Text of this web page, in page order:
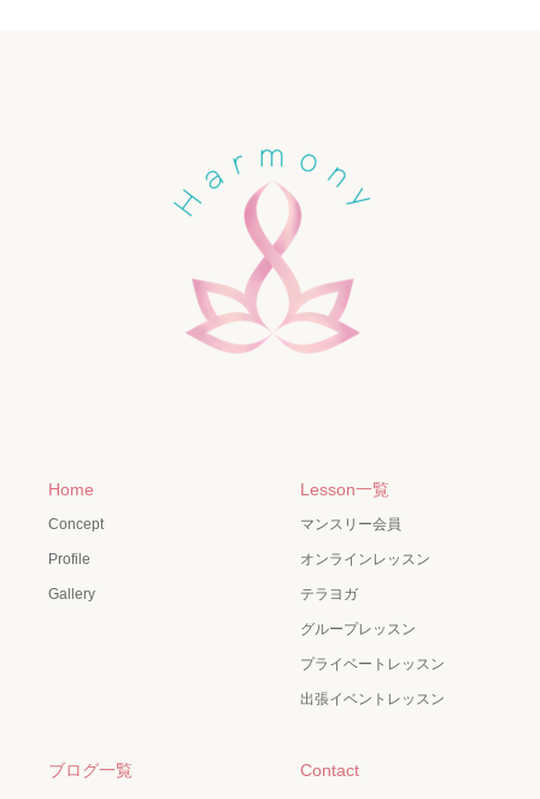
Home
Concept
Profile
Gallery
Lesson一覧
マンスリー会員
オンラインレッスン
テラヨガ
グループレッスン
プライベートレッスン
出張イベントレッスン
ブログ一覧 Contact